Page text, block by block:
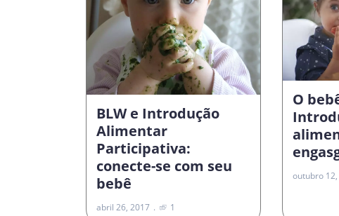
BLW e Introdução
Alimentar
Participativa:
conecte-se com seu
bebê
abril 26, 2017 1
O
outubro